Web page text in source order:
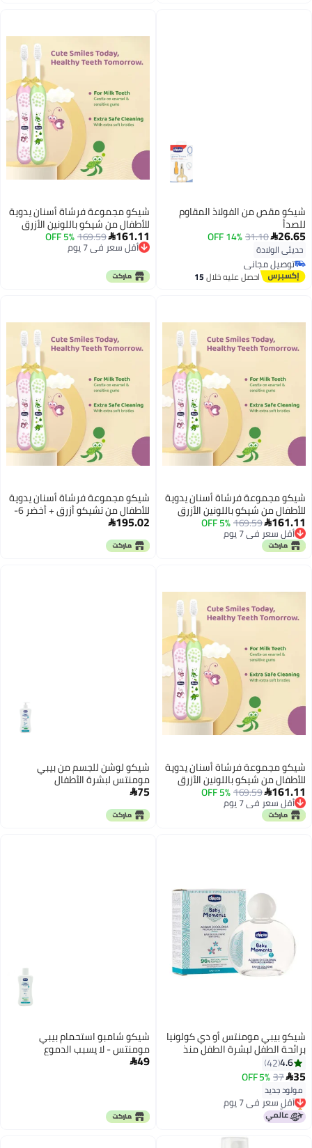
شيكو مقص من الفولاذ المقاوم
للصدأ
26.65
31.10
14% OFF
حديثي الولادة
توصيل مجاني
توصيل مجانياحصل عليه خلال15
شيكو مجموعة فرشاة أسنان يدوية
للأطفال من شيكو باللونين الأزرق
والأخضر (6-36 شهرًا)161.11
169.59
5% OFF
أقل سعر في 7 يوم
أقل سعر في 7 يوم
شيكو مجموعة فرشاة أسنان يدوية
للأطفال من شيكو باللونين الأزرق
والأخضر (6-36 شهرًا)161.11
169.59
5% OFF
أقل سعر في 7 يوم
أقل سعر في 7 يوم
شيكو مجموعة فرشاة أسنان يدوية
للأطفال من تشيكو أزرق + أخضر 6-
36 شهرًا 195.02
شيكو مجموعة فرشاة أسنان يدوية
للأطفال من شيكو باللونين الأزرق
والأخضر (6-36 شهرًا)161.11
169.59
5% OFF
أقل سعر في 7 يوم
أقل سعر في 7 يوم
شيكو لوشن للجسم من بيبي
مومنتس لبشرة الأطفال
75
شيكو بيبي مومنتس أو دي كولونيا
برائحة الطفل لبشرة الطفل منذ
الولادة فما فوق، 100 مل
4.6
42
35
37
5% OFF
مولود جديد
أقل سعر في 7 يوم
بتخلّص بسرعة
أقل سعر في 7 يوم
شيكو شامبو استحمام بيبي
مومنتس - لا يسبب الدموع
49